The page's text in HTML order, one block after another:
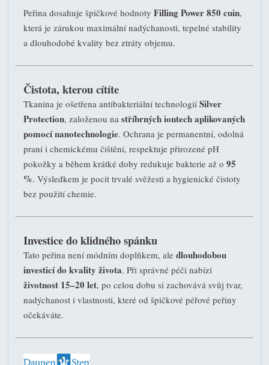
Peřina dosahuje špičkové hodnoty Filling Power 850 cuin,
která je zárukou maximální nadýchanosti, tepelné stability
a dlouhodobé kvality bez ztráty objemu.
Čistota, kterou cítíte
Tkanina je ošetřena antibakteriální technologií Silver
Protection, založenou na stříbrných iontech aplikovaných
pomocí nanotechnologie. Ochrana je permanentní, odolná
praní i chemickému čištění, respektuje přirozené pH
pokožky a během krátké doby redukuje bakterie až o 95
%. Výsledkem je pocit trvalé svěžesti a hygienické čistoty
bez použití chemie.
Investice do klidného spánku
Tato peřina není módním doplňkem, ale dlouhodobou
investicí do kvality života. Při správné péči nabízí
životnost 15–20 let, po celou dobu si zachovává svůj tvar,
nadýchanost i vlastnosti, které od špičkové péřové peřiny
očekáváte.